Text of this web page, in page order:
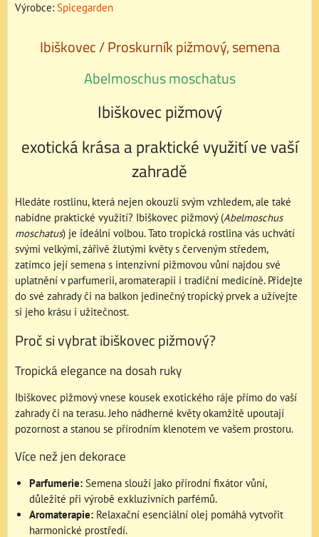
Výrobce: Spicegarden
Ibiškovec / Proskurník pižmový, semena
Abelmoschus moschatus
Ibiškovec pižmový
exotická krása a praktické využití ve vaší
zahradě
Hledáte rostlinu, která nejen okouzlí svým vzhledem, ale také
nabídne praktické využití? Ibiškovec pižmový (Abelmoschus
moschatus) je ideální volbou. Tato tropická rostlina vás uchvátí
svými velkými, zářivě žlutými květy s červeným středem,
zatímco její semena s intenzivní pižmovou vůní najdou své
uplatnění v parfumerii, aromaterapii i tradiční medicíně. Přidejte
do své zahrady či na balkon jedinečný tropický prvek a užívejte
si jeho krásu i užitečnost.
Proč si vybrat ibiškovec pižmový?
Tropická elegance na dosah ruky
Ibiškovec pižmový vnese kousek exotického ráje přímo do vaší
zahrady či na terasu. Jeho nádherné květy okamžitě upoutají
pozornost a stanou se přírodním klenotem ve vašem prostoru.
Více než jen dekorace
Parfumerie: Semena slouží jako přírodní fixátor vůní,
důležité při výrobě exkluzivních parfémů.
Aromaterapie: Relaxační esenciální olej pomáhá vytvořit
harmonické prostředí.